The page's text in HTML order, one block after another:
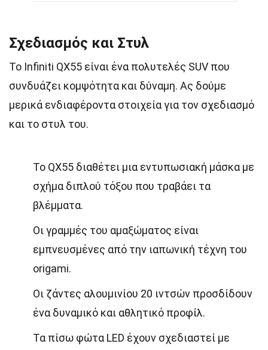
Σχεδιασμός και Στυλ
Το Infiniti QX55 είναι ένα πολυτελές SUV που
συνδυάζει κομψότητα και δύναμη. Ας δούμε
μερικά ενδιαφέροντα στοιχεία για τον σχεδιασμό
και το στυλ του.
Το QX55 διαθέτει μια εντυπωσιακή μάσκα με
σχήμα διπλού τόξου που τραβάει τα
βλέμματα.
Οι γραμμές του αμαξώματος είναι
εμπνευσμένες από την ιαπωνική τέχνη του
origami.
Οι ζάντες αλουμινίου 20 ιντσών προσδίδουν
ένα δυναμικό και αθλητικό προφίλ.
Τα πίσω φώτα LED έχουν σχεδιαστεί με